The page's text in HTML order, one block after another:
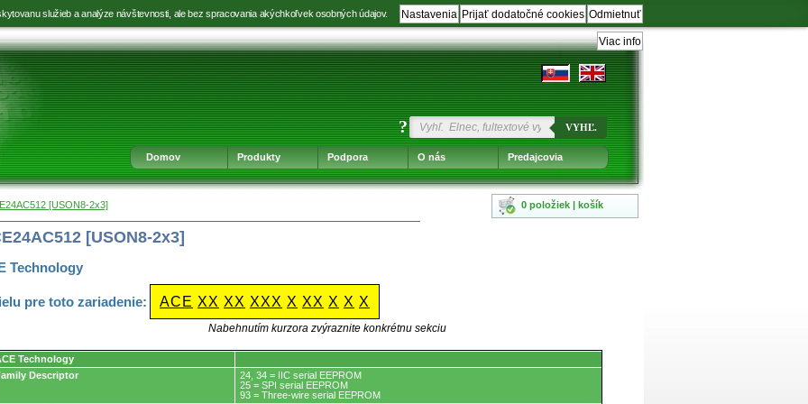
služieb a analýze návštevnosti, ale bez spracovania akýchkoľvek osobných údajov. Odmietnuť
Prijať dodatočné cookies
Nastavenia
Viac info
na
výber
jazyka
na
hlavnú
navigáciu
na
obsah
na
navigáciu
v
päte
? VYHĽ.
Domov Produkty Podpora O nás Predajcovia
0 položiek | košík
[USON8-2x3]
[USON8-2x3]
Technology
pre toto zariadenie: ACE XX XX XXX X XX X X X
Nabehnutím kurzora zvýraznite konkrétnu sekciu
Technology
Descriptor
24, 34 = IIC serial EEPROM
25 = SPI serial EEPROM
93 = Three-wire serial EEPROM